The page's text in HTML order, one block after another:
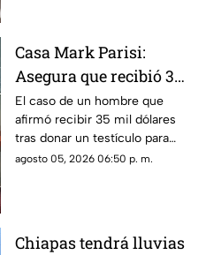
Casa Mark Parisi:
Asegura que recibió 35
mil dólares por donar
un t3stícul0
El caso de un hombre que
afirmó recibir 35 mil dólares
tras donar un testículo para
investigación científica volvió
agosto 05, 2026 06:50 p. m.
Chiapas tendrá lluvias